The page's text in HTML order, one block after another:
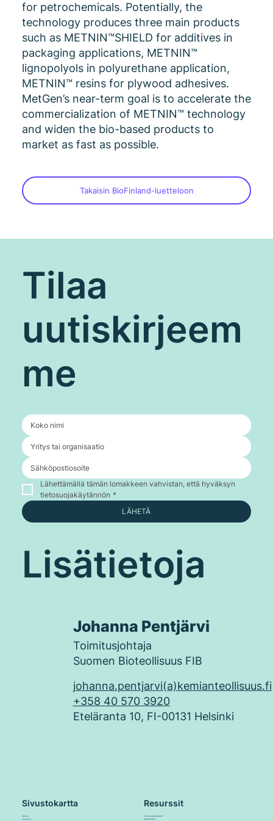
for petrochemicals. Potentially, the
technology produces three main products
such as METNIN™SHIELD for additives in
packaging applications, METNIN™
lignopolyols in polyurethane application,
METNIN™ resins for plywood adhesives.
MetGen’s near-term goal is to accelerate the
commercialization of METNIN™ technology
and widen the bio-based products to
market as fast as possible.
Takaisin BioFinland-luetteloon
Tilaa
uutiskirjeem
me
Lähettämällä tämän lomakkeen vahvistan, että hyväksyn
tietosuojakäytännön *
LÄHETÄ
Sivustokartta
Meistä
Jäsenyys
Resurssit
Tietosuojakäytäntö
Käyttöehdot
Johanna Pentjärvi
Toimitusjohtaja
Suomen Bioteollisuus FIB
johanna.pentjarvi(a)kemianteollisuus.fi
+358 40 570 3920
Eteläranta 10, FI-00131 Helsinki
Lisätietoja